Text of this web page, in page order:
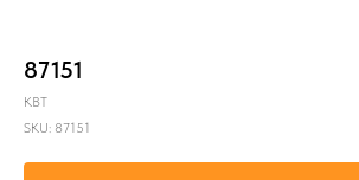
87151
КВТ
SKU: 87151